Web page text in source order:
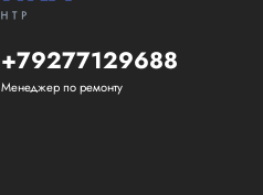
+79277129688
Менеджер по ремонту